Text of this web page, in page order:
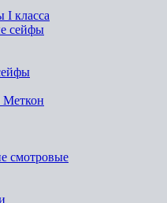
I класса
сейфы
Меткон
смотровые